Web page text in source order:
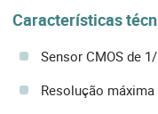
Características
Sensor CMOS de
Resolução máxima